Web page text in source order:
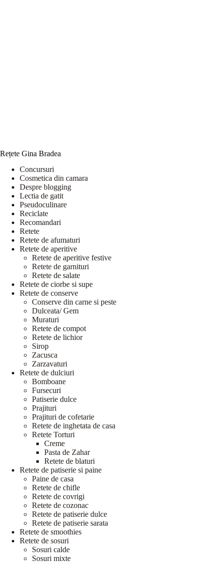
Rețete Gina Bradea
Concursuri
Cosmetica din camara
Despre blogging
Lectia de gatit
Pseudoculinare
Reciclate
Recomandari
Retete
Retete de afumaturi
Retete de aperitive
Retete de aperitive festive
Retete de garnituri
Retete de salate
Retete de ciorbe si supe
Retete de conserve
Conserve din carne si peste
Dulceata/ Gem
Muraturi
Retete de compot
Retete de lichior
Sirop
Zacusca
Zarzavaturi
Retete de dulciuri
Bomboane
Fursecuri
Patiserie dulce
Prajituri
Prajituri de cofetarie
Retete de inghetata de casa
Retete Torturi
Creme
Pasta de Zahar
Retete de blaturi
Retete de patiserie si paine
Paine de casa
Retete de chifle
Retete de covrigi
Retete de cozonac
Retete de patiserie dulce
Retete de patiserie sarata
Retete de smoothies
Retete de sosuri
Sosuri calde
Sosuri mixte